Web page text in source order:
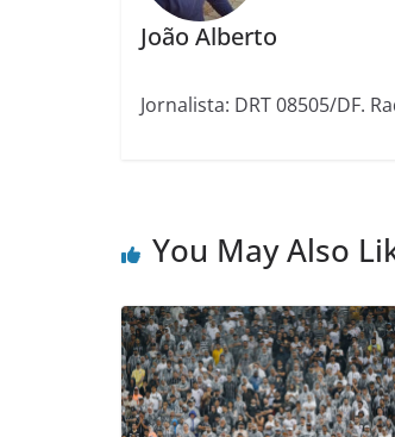
João Alberto
Jornalista: DRT 08505/DF.
You May Also